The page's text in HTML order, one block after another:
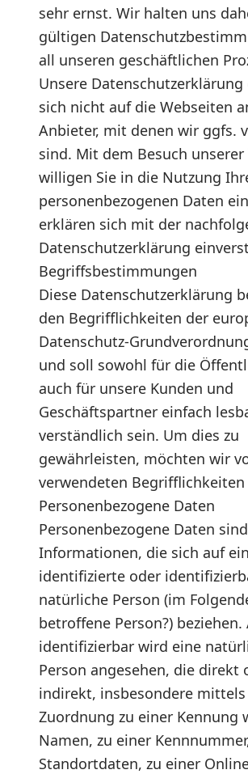
sehr ernst. Wir halten uns
gültigen
all unseren geschäftlichen
Unsere
sich nicht auf die Webseiten
Anbieter, mit denen wir ggfs.
sind. Mit dem Besuch
willigen Sie in die Nutzung
personenbezogenen Daten
erklären sich mit der
Datenschutzerklärung
Begriffsbestimmungen
Diese Datenschutzerklärung
den Begrifflichkeiten der
Datenschutz-
und soll sowohl für die
auch für unsere Kunden und
Geschäftspartner einfach
verständlich sein. Um dies zu
gewährleisten, möchten wir
verwendeten
Personenbezogene Daten
Personenbezogene Daten
Informationen, die sich auf
identifizierte oder
natürliche Person (im
betroffene Person?) beziehen.
identifizierbar wird eine
Person angesehen, die direkt
indirekt, insbesondere mittels
Zuordnung zu einer Kennung
Namen, zu einer
Standortdaten, zu einer